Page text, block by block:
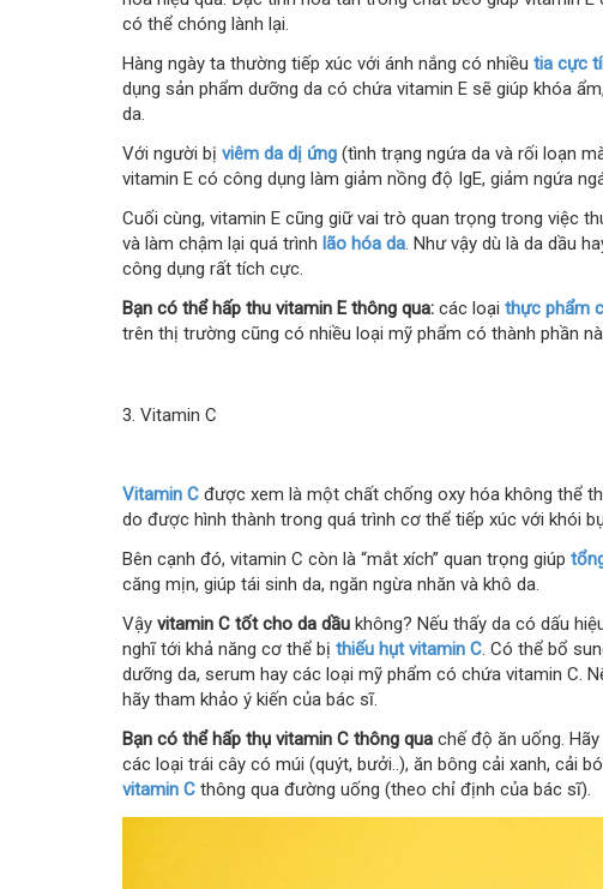
có thể chóng lành lại.
Hàng ngày ta thường tiếp xúc với ánh nắng có nhiều tia cực
dụng sản phẩm dưỡng da có chứa vitamin E sẽ giúp khóa
da.
Với người bị viêm da dị ứng (tình trạng ngứa da và rối loạn
vitamin E có công dụng làm giảm nồng độ IgE, giảm ngứa
Cuối cùng, vitamin E cũng giữ vai trò quan trọng trong việc
và làm chậm lại quá trình lão hóa da. Như vậy dù là da dầu
công dụng rất tích cực.
Bạn có thể hấp thu vitamin E thông qua: các loại thực phẩm
trên thị trường cũng có nhiều loại mỹ phẩm có thành phần
3. Vitamin C
Vitamin C được xem là một chất chống oxy hóa không thể
do được hình thành trong quá trình cơ thể tiếp xúc với khói
Bên cạnh đó, vitamin C còn là “mắt xích” quan trọng giúp
căng mịn, giúp tái sinh da, ngăn ngừa nhăn và khô da.
Vậy vitamin C tốt cho da dầu không? Nếu thấy da có dấu
nghĩ tới khả năng cơ thể bị thiếu hụt vitamin C. Có thể bổ
dưỡng da, serum hay các loại mỹ phẩm có chứa vitamin C.
hãy tham khảo ý kiến của bác sĩ.
Bạn có thể hấp thụ vitamin C thông qua chế độ ăn uống.
các loại trái cây có múi (quýt, bưởi..), ăn bông cải xanh, cải
vitamin C thông qua đường uống (theo chỉ định của bác sĩ).